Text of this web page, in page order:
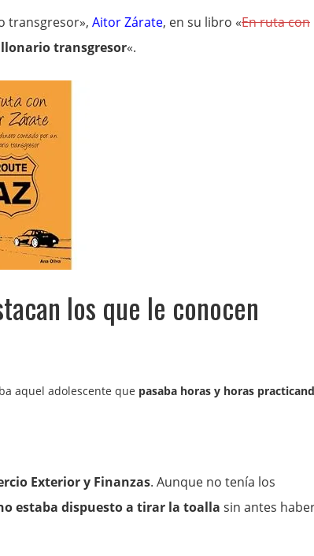
transgresor», Aitor Zárate, en su libro «En ruta con
transgresor«.
los que le conocen
aquel adolescente que pasaba horas y horas
Exterior y Finanzas. Aunque no tenía los
estaba dispuesto a tirar la toalla sin antes